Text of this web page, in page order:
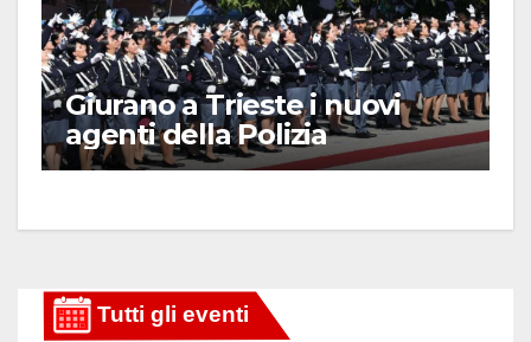
Giurano a Trieste i nuovi
agenti della Polizia